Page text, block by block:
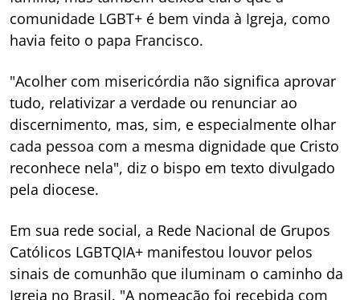
comunidade LGBT+ é bem vinda à Igreja, como
havia feito o papa Francisco.
"Acolher com misericórdia não significa aprovar
tudo, relativizar a verdade ou renunciar ao
discernimento, mas, sim, e especialmente olhar
cada pessoa com a mesma dignidade que Cristo
reconhece nela", diz o bispo em texto divulgado
pela diocese.
Em sua rede social, a Rede Nacional de Grupos
Católicos LGBTQIA+ manifestou louvor pelos
sinais de comunhão que iluminam o caminho da
Igreja no Brasil. "A nomeação foi recebida com